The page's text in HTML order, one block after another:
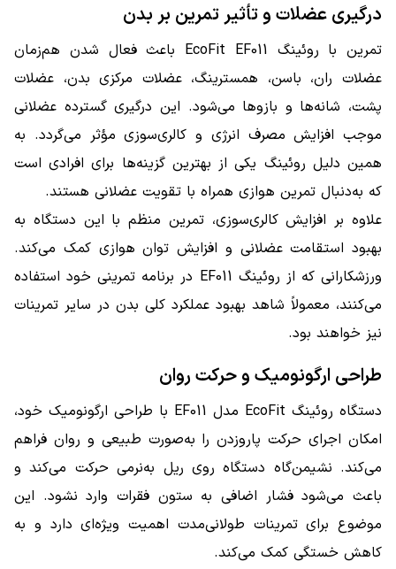
درگیری عضلات و تأثیر تمرین بر بدن
تمرین با روئینگ EcoFit EF011 باعث فعال شدن هم‌زمان
عضلات ران، باسن، همسترینگ، عضلات مرکزی بدن، عضلات
پشت، شانه‌ها و بازوها می‌شود. این درگیری گسترده عضلانی
موجب افزایش مصرف انرژی و کالری‌سوزی مؤثر می‌گردد. به
همین دلیل روئینگ یکی از بهترین گزینه‌ها برای افرادی است
که به‌دنبال تمرین هوازی همراه با تقویت عضلانی هستند.
علاوه بر افزایش کالری‌سوزی، تمرین منظم با این دستگاه به
بهبود استقامت عضلانی و افزایش توان هوازی کمک می‌کند.
ورزشکارانی که از روئینگ EF011 در برنامه تمرینی خود استفاده
می‌کنند، معمولاً شاهد بهبود عملکرد کلی بدن در سایر تمرینات
نیز خواهند بود.
طراحی ارگونومیک و حرکت روان
دستگاه روئینگ EcoFit مدل EF011 با طراحی ارگونومیک خود،
امکان اجرای حرکت پاروزدن را به‌صورت طبیعی و روان فراهم
می‌کند. نشیمن‌گاه دستگاه روی ریل به‌نرمی حرکت می‌کند و
باعث می‌شود فشار اضافی به ستون فقرات وارد نشود. این
موضوع برای تمرینات طولانی‌مدت اهمیت ویژه‌ای دارد و به
کاهش خستگی کمک می‌کند.